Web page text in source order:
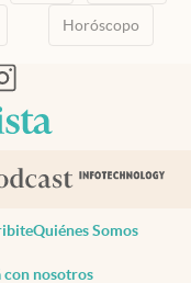
Horóscopo
pestañapestaña
nueva pestaña
en nueva pestaña
abre en nueva pestaña
Quiénes Somos
con nosotros